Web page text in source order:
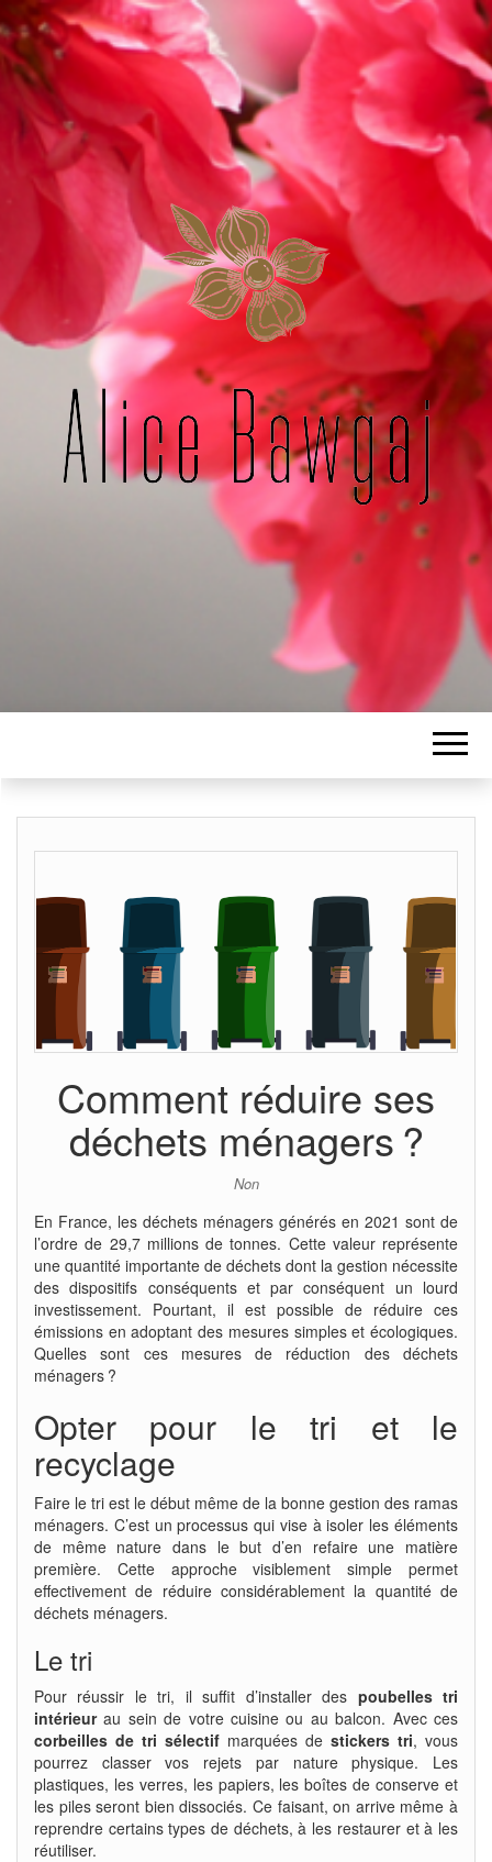
ALICE
BAWGAJ
Les petits mots d'Alice
Comment réduire ses
déchets ménagers ?
Non
En France, les déchets ménagers générés en 2021 sont de
l’ordre de 29,7 millions de tonnes. Cette valeur représente
une quantité importante de déchets dont la gestion nécessite
des dispositifs conséquents et par conséquent un lourd
investissement. Pourtant, il est possible de réduire ces
émissions en adoptant des mesures simples et écologiques.
Quelles sont ces mesures de réduction des déchets
ménagers ?
Opter pour le tri et le
recyclage
Faire le tri est le début même de la bonne gestion des ramas
ménagers. C’est un processus qui vise à isoler les éléments
de même nature dans le but d’en refaire une matière
première. Cette approche visiblement simple permet
effectivement de réduire considérablement la quantité de
déchets ménagers.
Le tri
Pour réussir le tri, il suffit d’installer des poubelles tri
intérieurau sein de votre cuisine ou au balcon. Avec ces
corbeilles de tri sélectif marquées de stickers tri, vous
pourrez classer vos rejets par nature physique. Les
plastiques, les verres, les papiers, les boîtes de conserve et
les piles seront bien dissociés. Ce faisant, on arrive même à
reprendre certains types de déchets, à les restaurer et à les
réutiliser.